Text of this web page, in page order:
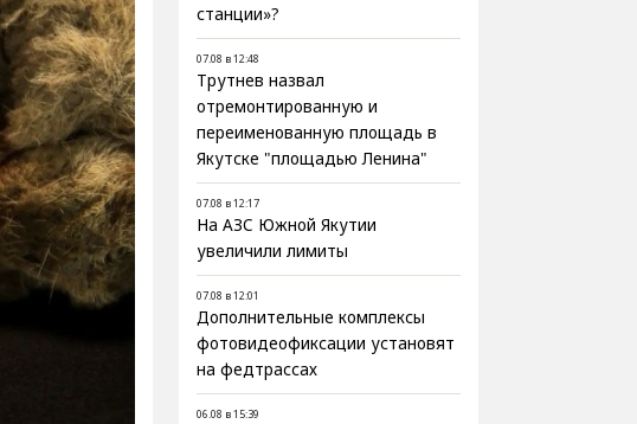
станции»?
07.08 в 12:48
Трутнев назвал
отремонтированную и
переименованную площадь в
Якутске "площадью Ленина"
07.08 в 12:17
На АЗС Южной Якутии
увеличили лимиты
07.08 в 12:01
Дополнительные комплексы
фотовидеофиксации установят
на федтрассах
06.08 в 15:39